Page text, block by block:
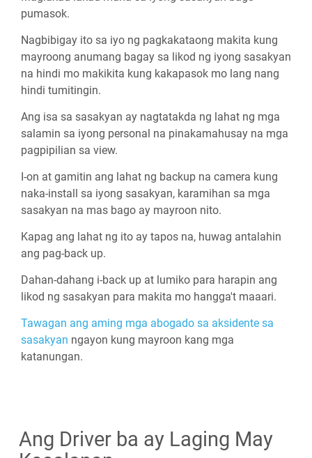
pumasok.
Nagbibigay ito sa iyo ng pagkakataong makita kung
mayroong anumang bagay sa likod ng iyong sasakyan
na hindi mo makikita kung kakapasok mo lang nang
hindi tumitingin.
Ang isa sa sasakyan ay nagtatakda ng lahat ng mga
salamin sa iyong personal na pinakamahusay na mga
pagpipilian sa view.
I-on at gamitin ang lahat ng backup na camera kung
naka-install sa iyong sasakyan, karamihan sa mga
sasakyan na mas bago ay mayroon nito.
Kapag ang lahat ng ito ay tapos na, huwag antalahin
ang pag-back up.
Dahan-dahang i-back up at lumiko para harapin ang
likod ng sasakyan para makita mo hangga't maaari.
Tawagan ang aming mga abogado sa aksidente sa
sasakyan ngayon kung mayroon kang mga
katanungan.
Ang Driver ba ay Laging May